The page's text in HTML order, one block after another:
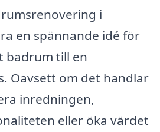
i
en spännande idé för
badrum till en
Oavsett om det handlar
inredningen,
eller öka värdet